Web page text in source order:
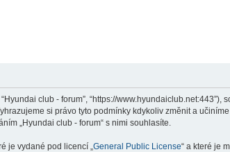
“Hyundai club - forum”, “https://
si právo tyto podmínky kdykoliv změnit a
„Hyundai club - forum“ s nimi souhlasíte.
je vydané pod licencí „ General Public License“ a které je